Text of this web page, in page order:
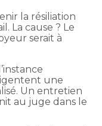
la résiliation
La cause ? Le
serait à
une
Un entretien
au juge dans le